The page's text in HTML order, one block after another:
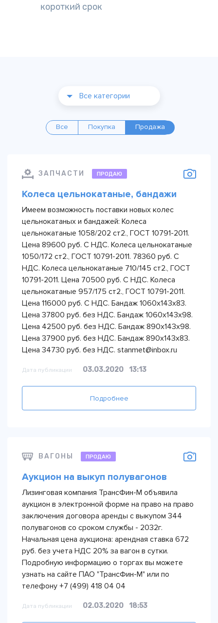
короткий срок
Все категории
Все Покупка Продажа
ЗАПЧАСТИ ПРОДАЮ
Колеса цельнокатаные, бандажи
Имеем возможность поставки новых колес
цельнокатаных и бандажей: Колеса
цельнокатаные 1058/202 ст2., ГОСТ 10791-2011.
Цена 89600 руб. С НДС. Колеса цельнокатаные
1050/172 ст2., ГОСТ 10791-2011. 78360 руб. С
НДС. Колеса цельнокатаные 710/145 ст2., ГОСТ
10791-2011. Цена 70500 руб. С НДС. Колеса
цельнокатаные 957/175 ст2., ГОСТ 10791-2011.
Цена 116000 руб. С НДС. Бандаж 1060х143х83.
Цена 37800 руб. без НДС. Бандаж 1060х143х98.
Цена 42500 руб. без НДС. Бандаж 890х143х98.
Цена 37900 руб. без НДС. Бандаж 890х143х83.
Цена 34730 руб. без НДС. stanmet@inbox.ru
Дата публикации 03.03.2020 13:13
Подробнее
ВАГОНЫ ПРОДАЮ
Аукцион на выкуп полувагонов
Лизинговая компания ТрансФин-М объявила
аукцион в электронной форме на право на право
заключения договора аренды с выкупом 344
полувагонов со сроком службы - 2032г.
Начальная цена аукциона: арендная ставка 672
руб. без учета НДС 20% за вагон в сутки.
Подробную информацию о торгах вы можете
узнать на сайте ПАО "ТрансФин-М" или по
телефону +7 (499) 418 04 04
Дата публикации 02.03.2020 18:53